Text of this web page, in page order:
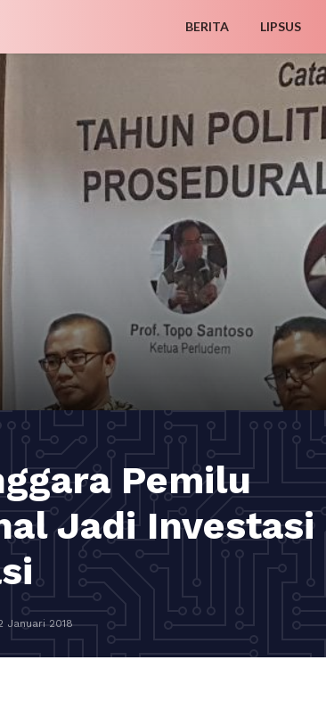
BERITA LIPSUS
Pemilu
Jadi Investasi
Januari 2018